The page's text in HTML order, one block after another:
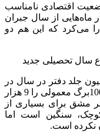
اقتصادی نامناسب
ماه‌هایی از سال جبران
می‌کرد که این هم دو
سال تحصیلی جدید
نیاز دانش‌آموزان به 140 میلیون جلد دفتر در سال در
صورت بازگشایی مدارس قیمت هر دفتر 100برگ معمولی را 9 هزار
مشق برای بسیاری از
سنگین است اما
نکرده است.